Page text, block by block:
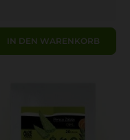
IN DEN WARENKORB